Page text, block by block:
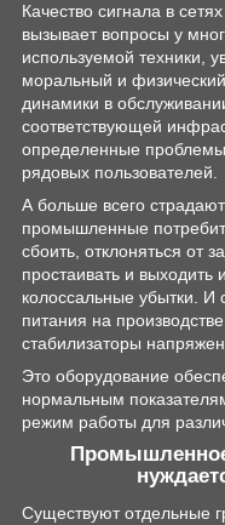
Качество сигнала в
вызывает вопросы у
используемой техники,
моральный и
динамики в
соответствующей
определенные
рядовых пользователей.
А больше всего страдают
промышленные
сбоить, отклоняться от
простаивать и выходить
колоссальные убытки. И
питания на
стабилизаторы
Это оборудование
нормальным
режим работы для
Существуют отдельные